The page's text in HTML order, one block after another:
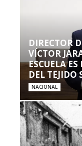
DIRECTOR
VÍCTOR
ESCUELA
DEL TEJIDO
NACIONAL